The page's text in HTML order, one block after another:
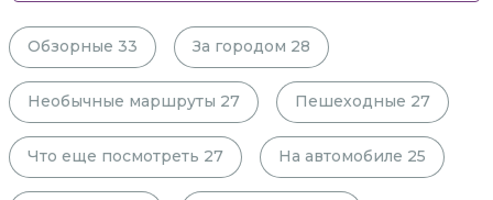
Обзорные 33 За городом 28
Необычные маршруты 27 Пешеходные 27
Что еще посмотреть 27 На автомобиле 25